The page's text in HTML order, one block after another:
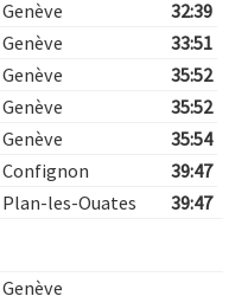
Genève
32:39
Genève
33:51
Genève
35:52
Genève
35:52
Genève
35:54
Confignon
39:47
Plan-les-Ouates 39:47
Genève